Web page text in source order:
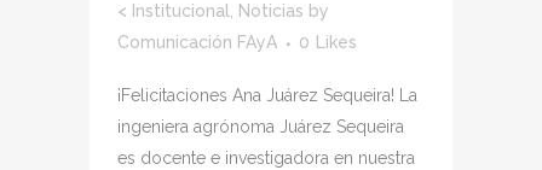
< Institucional, Noticias by
Comunicación FAyA
0 Likes
¡Felicitaciones Ana Juárez Sequeira! La
ingeniera agrónoma Juárez Sequeira
es docente e investigadora en nuestra